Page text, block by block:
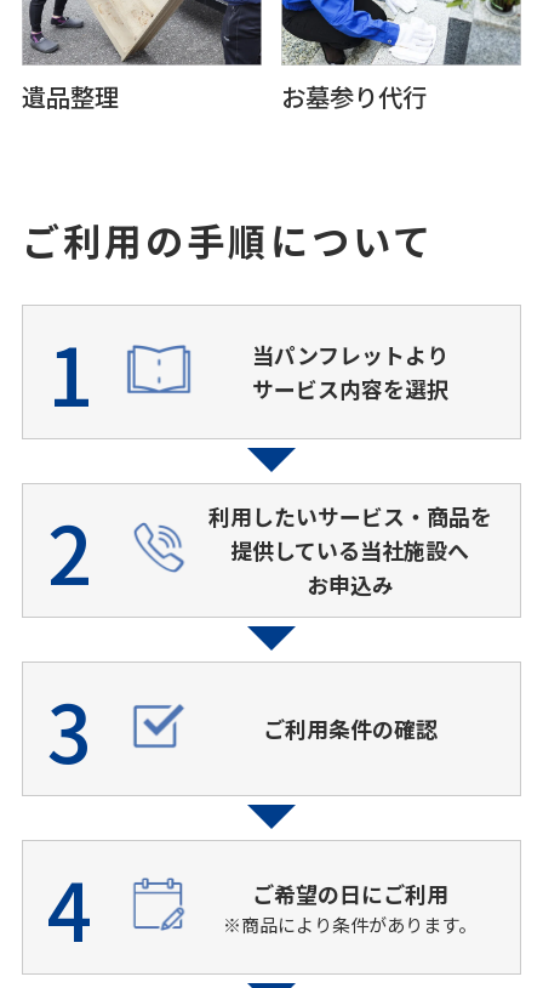
遺品整理 お墓参り代⾏
ご利⽤の⼿順について
1
当パンフレットより
サービス内容を選択
2
利⽤したいサービス・商品を
提供している当社施設へ
お申込み
3 ご利⽤条件の確認
4 ご希望の⽇にご利⽤
※商品により条件があります。